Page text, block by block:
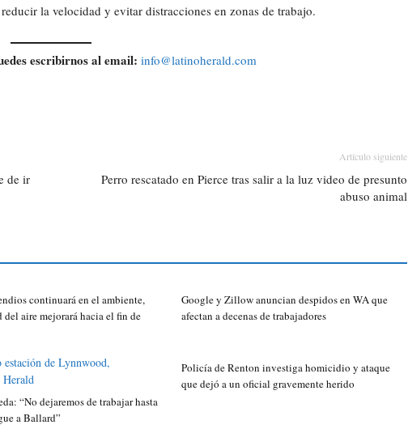
la velocidad y evitar distracciones en zonas de trabajo.
escribirnos al email: info@latinoherald.com
de ir
Artículo siguiente
Perro rescatado en Pierce tras salir a la luz video de presunto
abuso animal
continuará en el ambiente,
del aire mejorará hacia el fin de
Google y Zillow anuncian despidos en WA que
afectan a decenas de trabajadores
“No dejaremos de trabajar hasta
a Ballard”
Policía de Renton investiga homicidio y ataque
que dejó a un oficial gravemente herido